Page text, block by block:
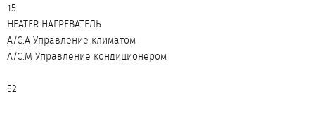
15
HEATER НАГРЕВАТЕЛЬ
A/C.A Управление климатом
A/C.M Управление кондиционером
52